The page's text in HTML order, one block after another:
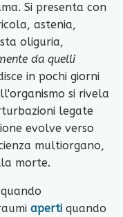
Si presenta con
astenia,
oliguria,
da quelli
in pochi giorni
si rivela
legate
evolve verso
multiorgano,
morte.
quando
aperti quando